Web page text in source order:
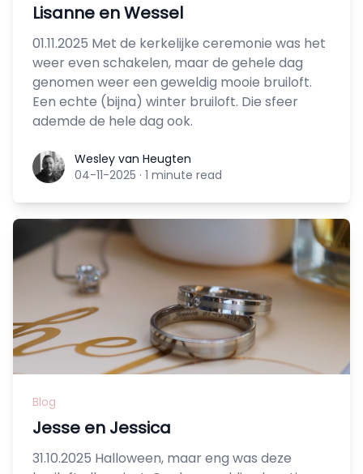
Lisanne en Wessel
01.11.2025 Met de kerkelijke ceremonie was het
weer even schakelen, maar de gehele dag
genomen weer een geweldig mooie bruiloft.
Een echte (bijna) winter bruiloft. Die sfeer
ademde de hele dag ook.
Wesley van Heugten
Wesley van Heugten
04-11-2025 · 1 minute read
Blog
Jesse en Jessica
31.10.2025 Halloween, maar eng was deze